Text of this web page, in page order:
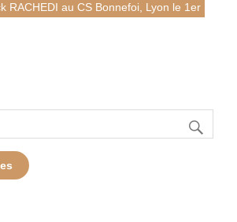
RACHEDI au CS Bonnefoi, Lyon le 1er